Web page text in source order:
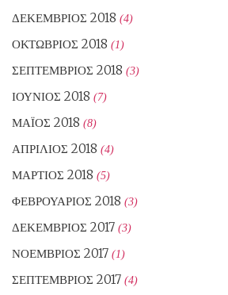
ΔΕΚΈΜΒΡΙΟΣ 2018 (4)
ΟΚΤΏΒΡΙΟΣ 2018 (1)
ΣΕΠΤΈΜΒΡΙΟΣ 2018 (3)
ΙΟΎΝΙΟΣ 2018 (7)
ΜΆΙΟΣ 2018 (8)
ΑΠΡΊΛΙΟΣ 2018 (4)
ΜΆΡΤΙΟΣ 2018 (5)
ΦΕΒΡΟΥΆΡΙΟΣ 2018 (3)
ΔΕΚΈΜΒΡΙΟΣ 2017 (3)
ΝΟΈΜΒΡΙΟΣ 2017 (1)
ΣΕΠΤΈΜΒΡΙΟΣ 2017 (4)